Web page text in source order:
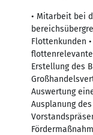
• Mitarbeit bei
Flottenkunden
Erstellung des
Auswertung
Ausplanung